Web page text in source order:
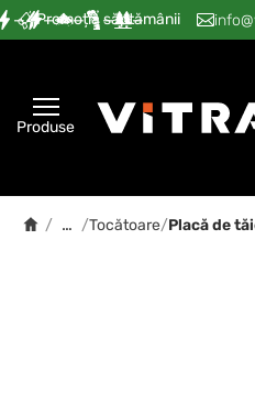
Promoția săptămânii
— — — — —
Produse
/ … /Tocătoare/Placă de